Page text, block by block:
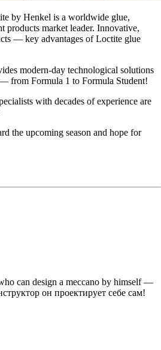
by Henkel is a worldwide glue,
products market leader. Innovative,
— key advantages of Loctite glue
modern-day technological solutions
from Formula 1 to Formula Student!
with decades of experience are
the upcoming season and hope for
can design a meccano by himself —
он проектирует себе сам!